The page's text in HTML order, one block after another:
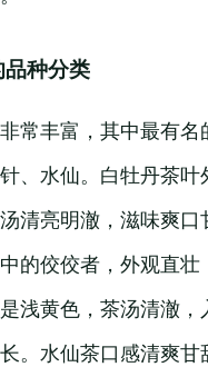
种分类
常丰富，其中最有名
、水仙。白牡丹茶叶
清亮明澈，滋味爽口
的佼佼者，外观直壮
浅黄色，茶汤清澈，
。水仙茶口感清爽甘